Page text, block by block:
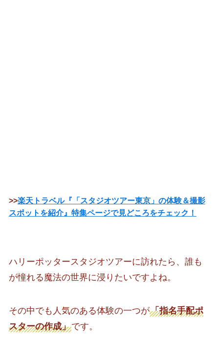
>>楽天トラベル『「スタジオツアー東京」の体験＆撮影
スポットを紹介』特集ページで見どころをチェック！
ハリーポッタースタジオツアーに訪れたら、誰も
が憧れる魔法の世界に浸りたいですよね。
その中でも人気のある体験の一つが「指名手配ポ
スターの作成」です。